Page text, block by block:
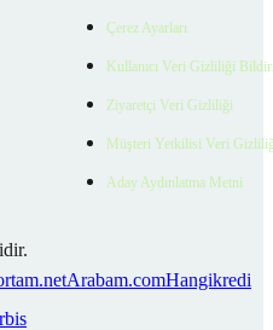
Çerez Ayarları
Kullanıcı Veri Gizliliği
Ziyaretçi Veri Gizliliği
Müşteri Yetkilisi Veri
Aday Aydınlatma Metni
Arabam.comHangikredi